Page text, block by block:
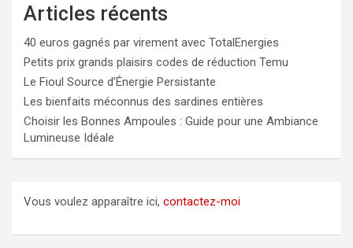
Articles récents
40 euros gagnés par virement avec TotalEnergies
Petits prix grands plaisirs codes de réduction Temu
Le Fioul Source d’Énergie Persistante
Les bienfaits méconnus des sardines entières
Choisir les Bonnes Ampoules : Guide pour une Ambiance
Lumineuse Idéale
Vous voulez apparaître ici, contactez-moi